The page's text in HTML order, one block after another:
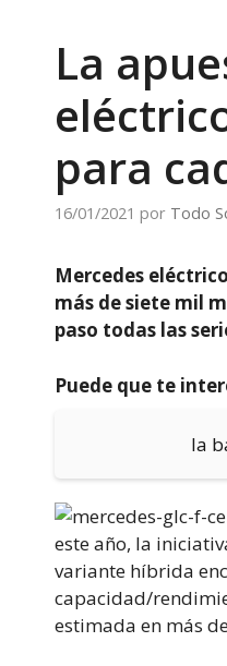
La
para
16/01/2021 por Todo
Mercedes
más de siete mil
paso todas las
Puede que te
la
este año, la
variante híbrida
capacidad/
estimada en más